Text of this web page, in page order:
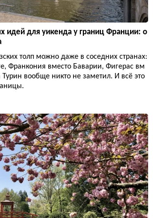
идей для уикенда у границ Франции: о
толп можно даже в соседних странах:
Франкония вместо Баварии, Фигерас вм
Турин вообще никто не заметил. И всё это